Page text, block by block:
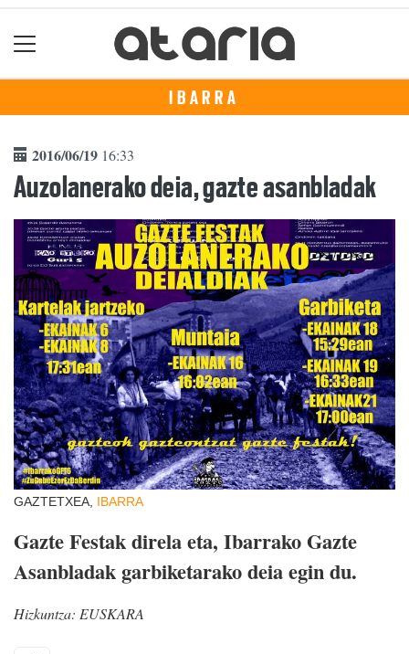
IBARRA
2016/06/19 16:33
Auzolanerako deia, gazte asanbladak
GAZTETXEA, IBARRA
Gazte Festak direla eta, Ibarrako Gazte
Asanbladak garbiketarako deia egin du.
Hizkuntza: EUSKARA